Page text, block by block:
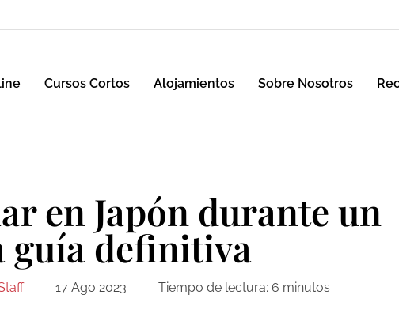
Cursos Cortos Alojamientos Sobre Nosotros
en Japón durante un
guía definitiva
17 Ago 2023 Tiempo de lectura: 6 minutos